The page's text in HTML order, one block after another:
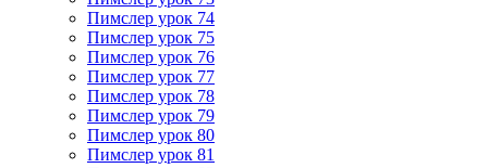
Пимслер урок 74
Пимслер урок 75
Пимслер урок 76
Пимслер урок 77
Пимслер урок 78
Пимслер урок 79
Пимслер урок 80
Пимслер урок 81